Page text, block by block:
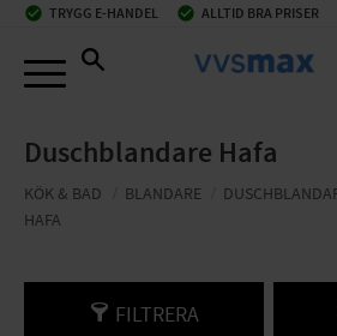
check_circle TRYGG E-HANDEL check_circle ALLTID BRA PRISER
Duschblandare Hafa
KÖK & BAD BLANDARE
HAFA
FILTRERA